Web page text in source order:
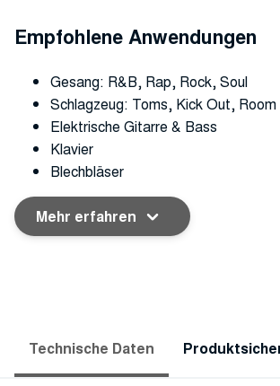
Empfohlene Anwendungen
Gesang: R&B, Rap, Rock, Soul
Schlagzeug: Toms, Kick Out, Room
Elektrische Gitarre & Bass
Klavier
Blechbläser
Mehr erfahren
Technische Daten